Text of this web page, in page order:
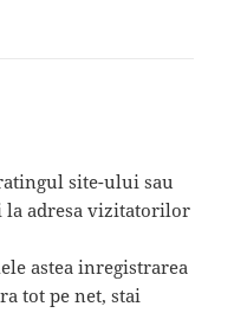
site-ului sau
la adresa vizitatorilor
astea inregistrarea
tot pe net, stai